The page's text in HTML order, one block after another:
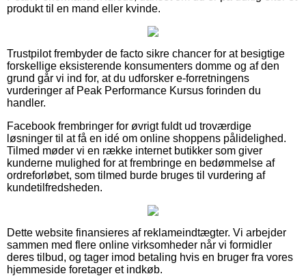
produkt til en mand eller kvinde.
Trustpilot frembyder de facto sikre chancer for at besigtige
forskellige eksisterende konsumenters domme og af den
grund går vi ind for, at du udforsker e-forretningens
vurderinger af Peak Performance Kursus forinden du
handler.
Facebook frembringer for øvrigt fuldt ud troværdige
løsninger til at få en idé om online shoppens pålidelighed.
Tilmed møder vi en række internet butikker som giver
kunderne mulighed for at frembringe en bedømmelse af
ordreforløbet, som tilmed burde bruges til vurdering af
kundetilfredsheden.
Dette website finansieres af reklameindtægter. Vi arbejder
sammen med flere online virksomheder når vi formidler
deres tilbud, og tager imod betaling hvis en bruger fra vores
hjemmeside foretager et indkøb.